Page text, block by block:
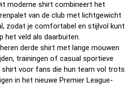
moderne shirt combineert het
van de club met lichtgewicht
zodat je comfortabel en stijlvol kunt
het veld als daarbuiten.
derde shirt met lange mouwen
trainingen of casual sportieve
shirt voor fans die hun team vol trots
in het nieuwe Premier League-